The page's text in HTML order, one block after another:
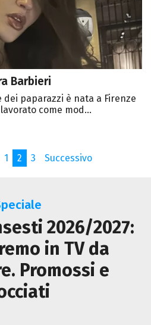
Barbieri
dei paparazzi è nata a Firenze
come mod...
1 2 3 Successivo
2026/2027:
in TV da
Promossi e